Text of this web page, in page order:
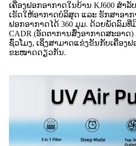
ເຄື່ອງຟອກອາກາດໃນບ້ານ KJ600 ສຳ
ເຮັດໃຫ້ອາກາດບໍລິສຸດ ແລະ ຮັກສາອາ
ຟອກອາກາດໄດ້ 360 ມຸມ. ດ້ວຍພັດລົມທີ່
CADR (ອັດຕາການສົ່ງອາກາດສະອາດ)
ຊົ່ວໂມງ, ເຊິ່ງສາມາດແຂ່ງຂັນກັບເຄື່ອງຟ
ຂະໜາດດຽວກັນ.